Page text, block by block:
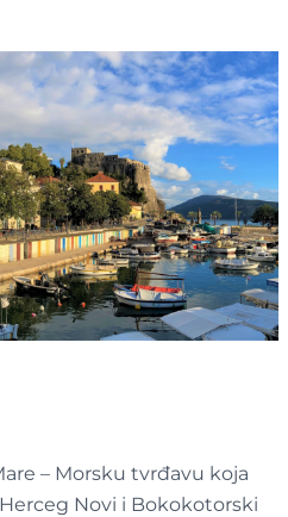
– Morsku tvrđavu koja
Novi i Bokokotorski